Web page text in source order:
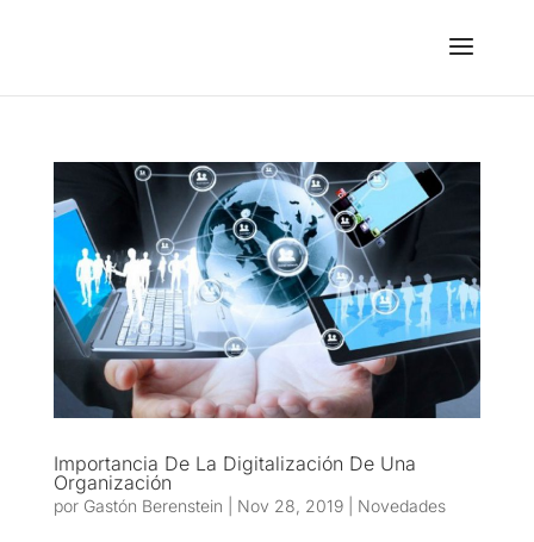
Importancia De La Digitalización De Una
Organización
por Gastón Berenstein Nov 28, 2019| Novedades